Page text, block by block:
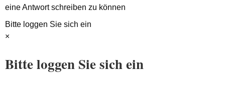
eine Antwort schreiben zu können
Bitte loggen Sie sich ein
×
Bitte loggen Sie sich ein